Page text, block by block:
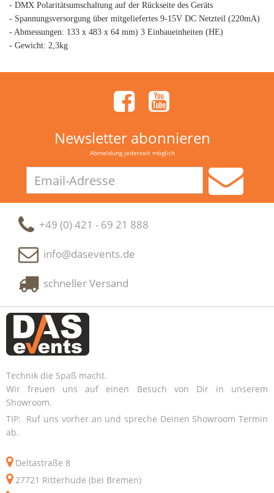
- DMX Polaritätsumschaltung auf der Rückseite des Geräts
- Spannungsversorgung über mitgeliefertes 9-15V DC Netzteil (220mA)
- Abmessungen: 133 x 483 x 64 mm) 3 Einbaueinheiten (HE)
- Gewicht: 2,3kg
Newsletter abonnieren
Abmeldung jederzeit möglich
Adresse
+49 (0) 421 - 69 21 888
info@dasevents.de
schneller Versand
Technik die Spaß macht.
Wir freuen uns auf einen Besuch von Dir in unserem
Showroom.
TIP: Ruf uns vorher an und spreche Deinen Showroom Termin
ab.
Deltastraße 8
27721 Ritterhude (bei Bremen)